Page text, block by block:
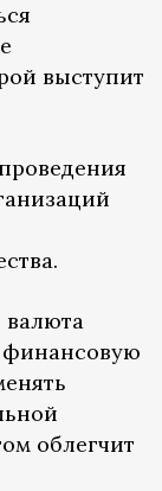
выступит
финансовую
облегчит